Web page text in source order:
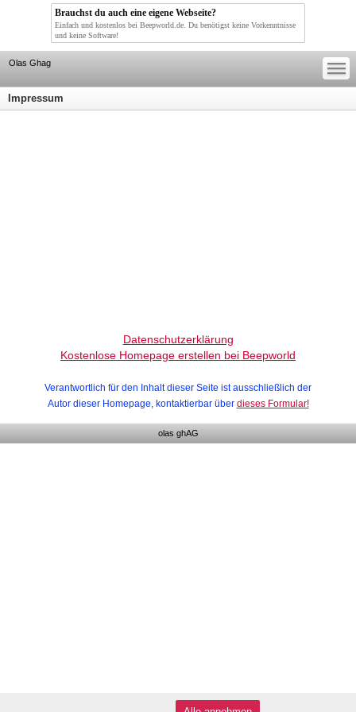
Brauchst du auch eine eigene Webseite?
Einfach und kostenlos bei Beepworld.de. Du benötigst keine Vorkenntnisse
und keine Software!
Olas Ghag —
—
—
Impressum
Datenschutzerklärung
Kostenlose Homepage erstellen bei Beepworld
Verantwortlich für den Inhalt dieser Seite ist ausschließlich der
Autor dieser Homepage, kontaktierbar über dieses Formular!
olas ghAG